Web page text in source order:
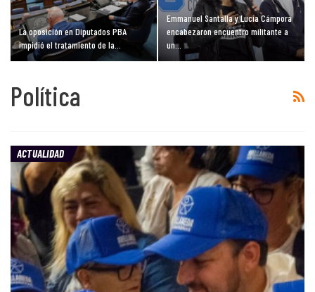
La oposición en Diputados PBA
impidió el tratamiento de la…
Emmanuel Santalla y Lucía Cámpora
encabezaron encuentro militante a
un…
Política
ACTUALIDAD